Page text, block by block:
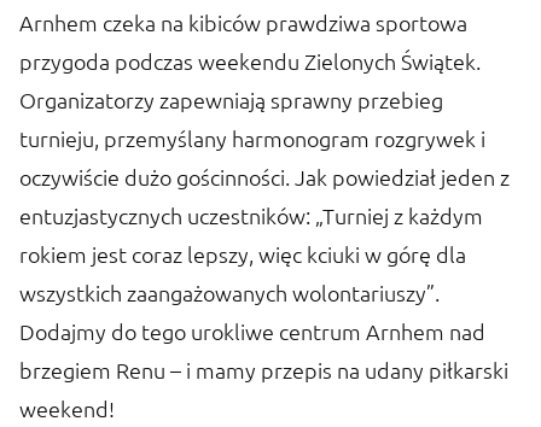
Arnhem czeka na kibiców prawdziwa sportowa
przygoda podczas weekendu Zielonych Świątek.
Organizatorzy zapewniają sprawny przebieg
turnieju, przemyślany harmonogram rozgrywek i
oczywiście dużo gościnności. Jak powiedział jeden z
entuzjastycznych uczestników: „Turniej z każdym
rokiem jest coraz lepszy, więc kciuki w górę dla
wszystkich zaangażowanych wolontariuszy”.
Dodajmy do tego urokliwe centrum Arnhem nad
brzegiem Renu – i mamy przepis na udany piłkarski
weekend!